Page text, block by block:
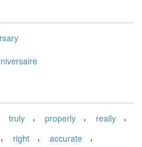
truly , properly , really ,
, right , accurate ,